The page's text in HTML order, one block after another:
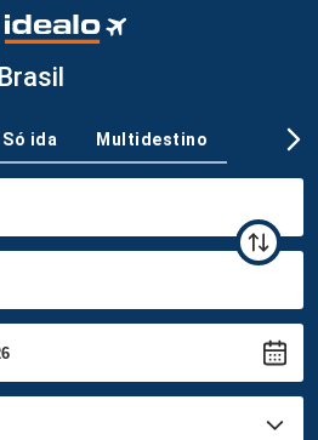
Só ida Multidestino